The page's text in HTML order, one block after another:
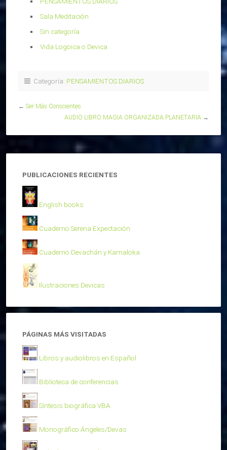
Sala Meditación
Sin categoría
Vida Logoica o Devica
Categoría: PENSAMIENTOS DIARIOS
← Ser Más Conscientes
AUDIO LIBRO MAGIA ORGANIZADA PLANETARIA →
PUBLICACIONES RECIENTES
English books
Cuaderno Serena Expectación
Cuaderno Devachán y Kamaloka
Ilustraciones Devicas
PÁGINAS MÁS VISITADAS
Libros y audiolibros en Español
Biblioteca de conferencias
Síntesis biográfica VBA
Monográfico Ángeles/Devas